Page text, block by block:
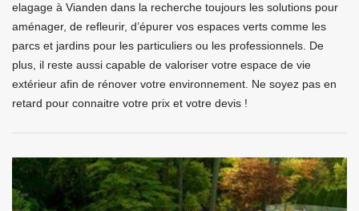
elagage à Vianden dans la recherche toujours les solutions pour
aménager, de refleurir, d’épurer vos espaces verts comme les
parcs et jardins pour les particuliers ou les professionnels. De
plus, il reste aussi capable de valoriser votre espace de vie
extérieur afin de rénover votre environnement. Ne soyez pas en
retard pour connaitre votre prix et votre devis !